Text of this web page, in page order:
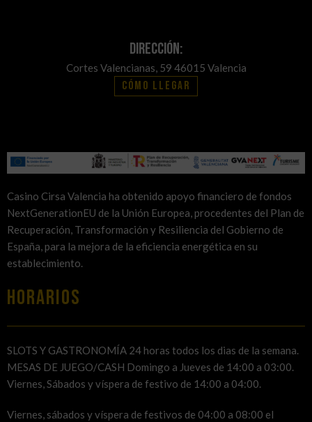
Dirección:
Cortes Valencianas, 59 46015 Valencia
Cómo llegar
Casino Cirsa Valencia ha obtenido apoyo financiero de fondos
NextGenerationEU de la Unión Europea, procedentes del Plan de
Recuperación, Transformación y Resiliencia del Gobierno de
España, para la mejora de la eficiencia energética en su
establecimiento.
HORARIOS
SLOTS Y GASTRONOMÍA 24 horas todos los dias de la semana.
MESAS DE JUEGO/CASH Domingo a Jueves de 14:00 a 03:00.
Viernes, Sábados y víspera de festivo de 14:00 a 04:00.
Viernes, sábados y víspera de festivos de 04:00 a 08:00 el